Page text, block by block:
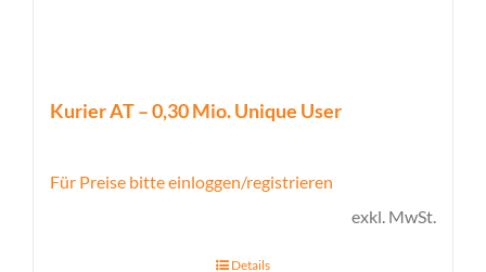
Kurier AT – 0,30 Mio. Unique User
Für Preise bitte einloggen/registrieren
exkl. MwSt.
Details